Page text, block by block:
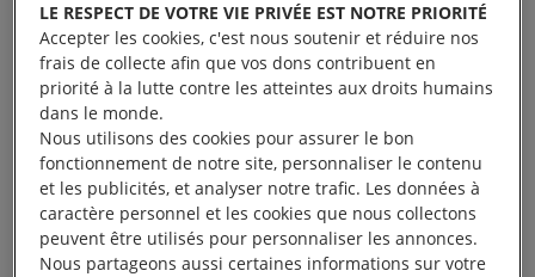
LE RESPECT DE VOTRE VIE PRIVÉE EST NOTRE PRIORITÉ
Accepter les cookies, c'est nous soutenir et réduire nos
frais de collecte afin que vos dons contribuent en
priorité à la lutte contre les atteintes aux droits humains
dans le monde.
Nous utilisons des cookies pour assurer le bon
fonctionnement de notre site, personnaliser le contenu
et les publicités, et analyser notre trafic. Les données à
caractère personnel et les cookies que nous collectons
peuvent être utilisés pour personnaliser les annonces.
Nous partageons aussi certaines informations sur votre